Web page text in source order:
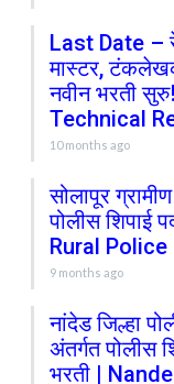
Last Date –
मास्टर,
नवीन भरती
Technical
10 months ago
सोलापूर
पोलीस शिपाई
Rural
9 months ago
नांदेड जिल्हा
अंतर्गत पोलीस
भरती |